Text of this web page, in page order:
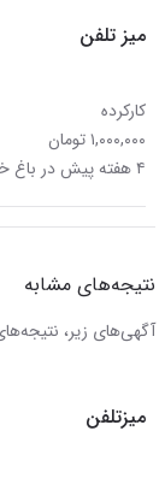
میز تلفن
کارکرده
۱,۰۰۰,۰۰۰ تومان
۴ هفته پیش در باغ خزانه
نتیجه‌های مشابه
آگهی‌های زیر،
میزتلفن